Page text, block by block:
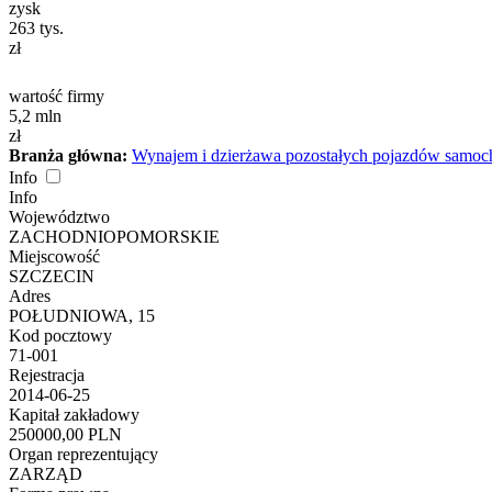
zysk
263 tys.
zł
wartość firmy
5,2 mln
zł
Branża główna: Wynajem i dzierżawa pozostałych pojazdów
Info
Info
Województwo
ZACHODNIOPOMORSKIE
Miejscowość
SZCZECIN
Adres
POŁUDNIOWA, 15
Kod pocztowy
71-001
Rejestracja
2014-06-25
Kapitał zakładowy
250000,00 PLN
Organ reprezentujący
ZARZĄD